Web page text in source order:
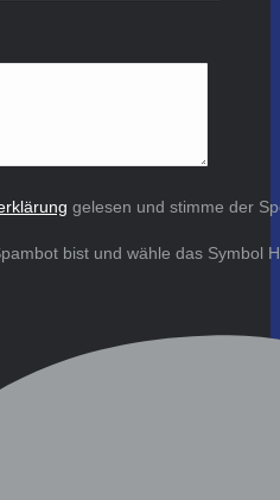
gelesen und stimme der
bist und wähle das Symbol